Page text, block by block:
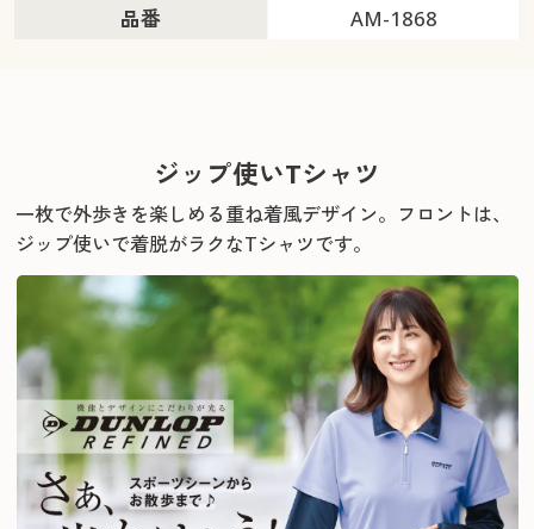
品番 AM-1868
ジップ使いTシャツ
一枚で外歩きを楽しめる重ね着風デザイン。 フロントは、
ジップ使いで着脱がラクなTシャツです。